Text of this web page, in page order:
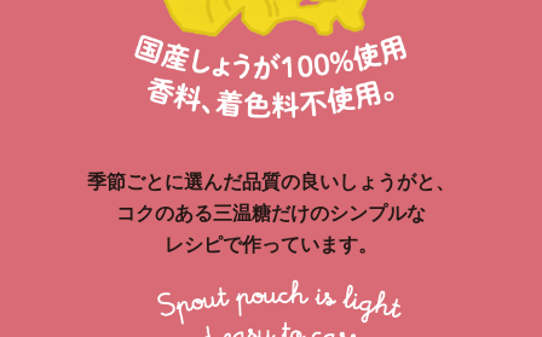
季節ごとに選んだ品質の良いしょうがと、
コクのある三温糖だけのシンプルな
レシピで作っています。